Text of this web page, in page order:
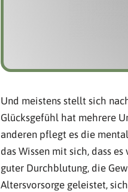
Und meistens stellt sich
Glücksgefühl hat mehrere
anderen pflegt es die
das Wissen mit sich, dass
guter Durchblutung, die
Altersvorsorge geleistet,